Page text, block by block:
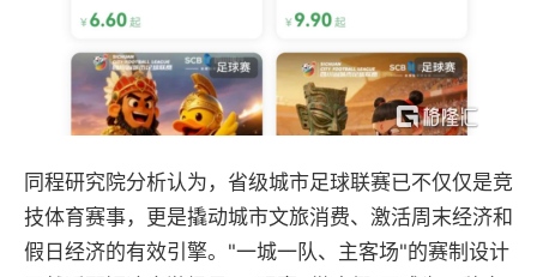
同程研究院分析认为，省级城市足球联赛已不仅仅是竞
技体育赛事，更是撬动城市文旅消费、激活周末经济和
假日经济的有效引擎。"一城一队、主客场"的赛制设计